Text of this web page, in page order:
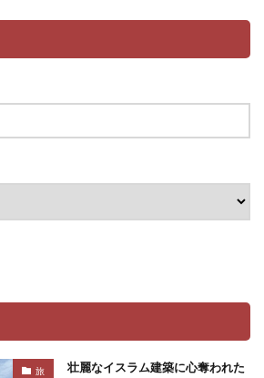
旅 壮麗なイスラム建築に心奪われた